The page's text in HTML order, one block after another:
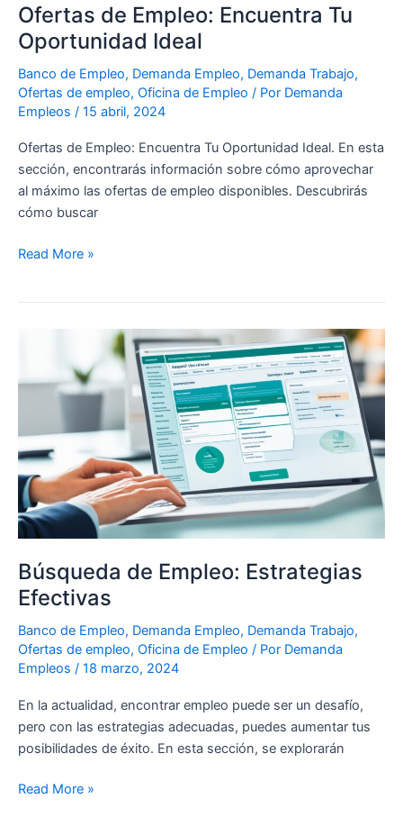
Ofertas de Empleo: Encuentra Tu
Oportunidad Ideal
Banco de Empleo, Demanda Empleo, Demanda Trabajo,
Ofertas de empleo, Oficina de Empleo / Por Demanda
Empleos / 15 abril, 2024
Ofertas de Empleo: Encuentra Tu Oportunidad Ideal. En esta
sección, encontrarás información sobre cómo aprovechar
al máximo las ofertas de empleo disponibles. Descubrirás
cómo buscar
Read More »
Búsqueda de Empleo: Estrategias
Efectivas
Banco de Empleo, Demanda Empleo, Demanda Trabajo,
Ofertas de empleo, Oficina de Empleo / Por Demanda
Empleos / 18 marzo, 2024
En la actualidad, encontrar empleo puede ser un desafío,
pero con las estrategias adecuadas, puedes aumentar tus
posibilidades de éxito. En esta sección, se explorarán
Empleo:
Read More »